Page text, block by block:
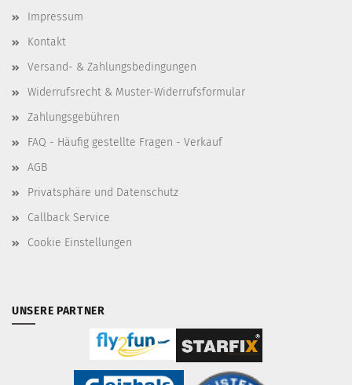
Impressum
Kontakt
Versand- & Zahlungsbedingungen
Widerrufsrecht & Muster-Widerrufsformular
Zahlungsgebühren
FAQ - Häufig gestellte Fragen - Verkauf
AGB
Privatsphäre und Datenschutz
Callback Service
Cookie Einstellungen
UNSERE PARTNER